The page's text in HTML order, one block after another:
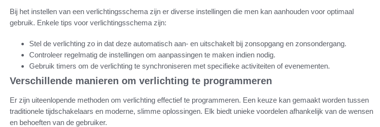
Bij het instellen van een verlichtingsschema zijn er diverse instellingen die men kan aanhouden voor optimaal
gebruik. Enkele tips voor verlichtingsschema zijn:
Stel de verlichting zo in dat deze automatisch aan- en uitschakelt bij zonsopgang en zonsondergang.
Controleer regelmatig de instellingen om aanpassingen te maken indien nodig.
Gebruik timers om de verlichting te synchroniseren met specifieke activiteiten of evenementen.
Verschillende manieren om verlichting te programmeren
Er zijn uiteenlopende methoden om verlichting effectief te programmeren. Een keuze kan gemaakt worden tussen
traditionele tijdschakelaars en moderne, slimme oplossingen. Elk biedt unieke voordelen afhankelijk van de wensen
en behoeften van de gebruiker.